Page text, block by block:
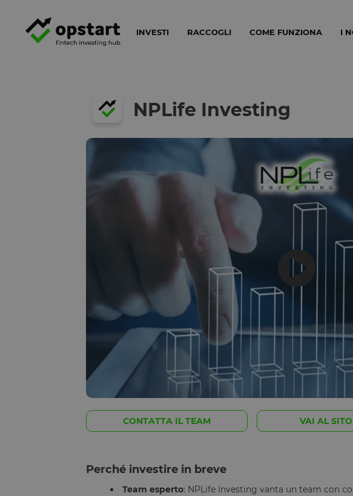
INVESTI RACCOGLI COME FUNZIONA I
NPLife Investing
CONTATTA IL TEAM VAI AL
Perché investire in breve
Team esperto: NPLife Investing vanta un team con